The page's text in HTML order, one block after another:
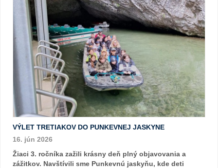
VÝLET TRETIAKOV DO PUNKEVNEJ JASKYNE
16. jún 2026
Žiaci 3. ročníka zažili krásny deň plný objavovania a
zážitkov. Navštívili sme Punkevnú jaskyňu, kde deti